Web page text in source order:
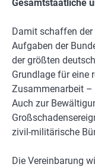
Gesamtstaatliche
Damit schaffen
Aufgaben der
der größten
Grundlage für eine
Zusammenarbeit –
Auch zur
zivil-militärische
Die Vereinbarung